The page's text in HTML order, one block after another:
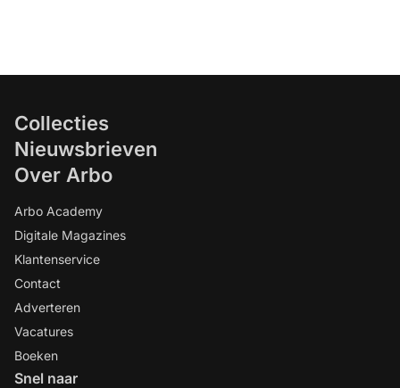
Collecties
Nieuwsbrieven
Over Arbo
Arbo Academy
Digitale Magazines
Klantenservice
Contact
Adverteren
Vacatures
Boeken
Snel naar